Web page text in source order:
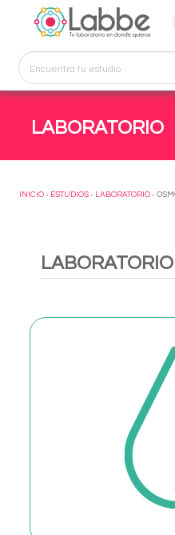
LABORATORIO
INICIO - ESTUDIOS - LABORATORIO -
LABORATORIO